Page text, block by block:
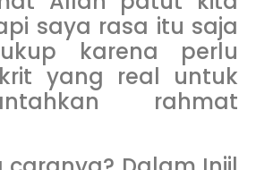
saya rasa itu saja
karena perlu
yang real untuk
rahmat